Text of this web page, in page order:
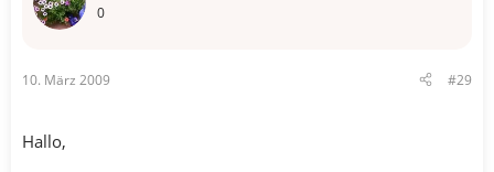
0
10. März 2009 #29
Hallo,